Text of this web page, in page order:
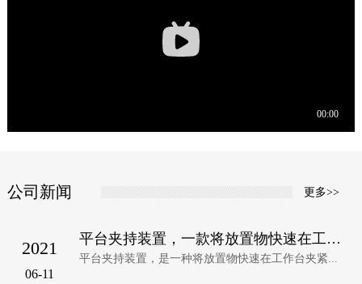
公司新闻 更多>>
2021
06-11
平台夹持装置，一款将放置物快速在工作台夹
平台夹持装置，是一种将放置物快速在工作台夹紧...